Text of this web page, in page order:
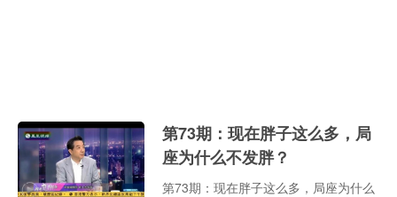
第73期：现在胖子这么多，局
座为什么不发胖？
第73期：现在胖子这么多，局座为什么